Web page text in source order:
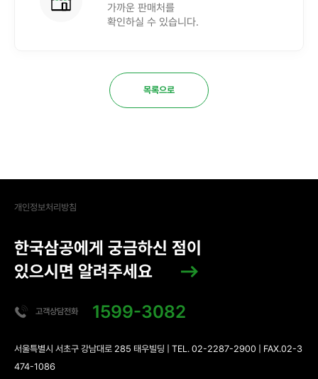
가까운 판매처를
확인하실 수 있습니다.
목록으로
개인정보처리방침
한국삼공에게 궁금하신 점이
있으시면 알려주세요
고객상담전화 1599-3082
서울특별시 서초구 강남대로 285 태우빌딩 | TEL. 02-2287-2900 | FAX.02-3
474-1086